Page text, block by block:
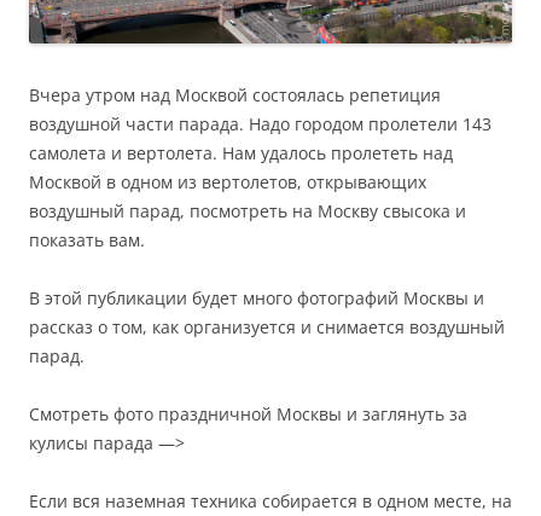
Вчера утром над Москвой состоялась репетиция
воздушной части парада. Надо городом пролетели 143
самолета и вертолета. Нам удалось пролететь над
Москвой в одном из вертолетов, открывающих
воздушный парад, посмотреть на Москву свысока и
показать вам.
В этой публикации будет много фотографий Москвы и
рассказ о том, как организуется и снимается воздушный
парад.
Смотреть фото праздничной Москвы и заглянуть за
кулисы парада —>
Если вся наземная техника собирается в одном месте, на